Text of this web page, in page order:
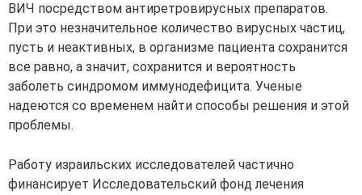
ВИЧ посредством антиретровирусных препаратов.
При это незначительное количество вирусных частиц,
пусть и неактивных, в организме пациента сохранится
все равно, а значит, сохранится и вероятность
заболеть синдромом иммунодефицита. Ученые
надеются со временем найти способы решения и этой
проблемы.
Работу израильских исследователей частично
финансирует Исследовательский фонд лечения